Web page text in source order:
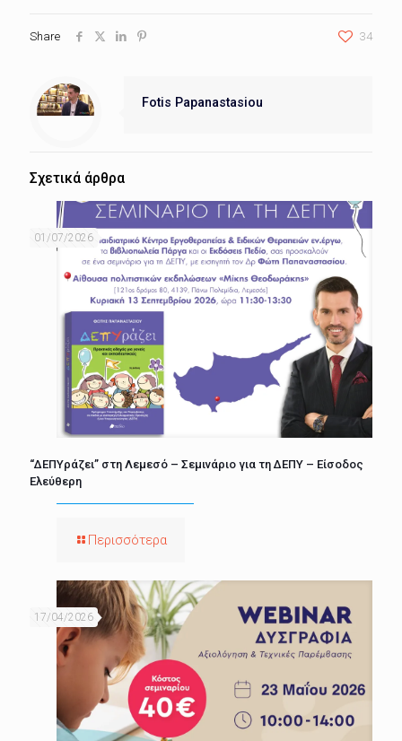
Share 34
Fotis Papanastasiou
Σχετικά άρθρα
01/07/2026
“ΔΕΠΥράζει” στη Λεμεσό – Σεμινάριο για τη ΔΕΠΥ – Είσοδος
Ελεύθερη
Περισσότερα
17/04/2026